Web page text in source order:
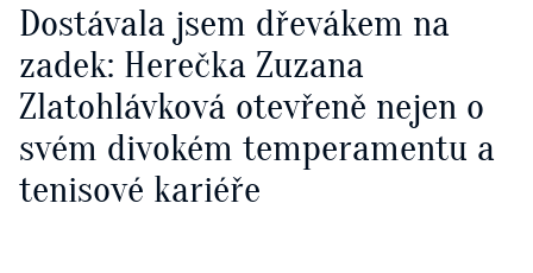
Dostávala jsem dřevákem na
zadek: Herečka Zuzana
Zlatohlávková otevřeně nejen o
svém divokém temperamentu a
tenisové kariéře